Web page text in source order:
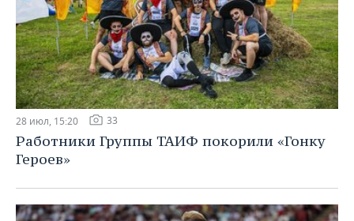
28 июл, 15:20 33
Работники Группы ТАИФ покорили «Гонку
Героев»